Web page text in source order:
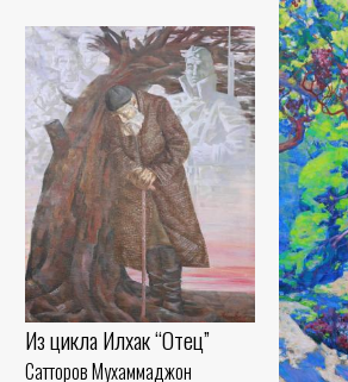
Из цикла Илхак “Отец”
Сатторов Мухаммаджон